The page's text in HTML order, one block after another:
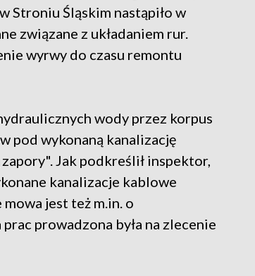
Stroniu Śląskim nastąpiło w
związane z układaniem rur.
wyrwy do czasu remontu
wody przez korpus
pod wykonaną kanalizację
Jak podkreślił inspektor,
kanalizacje kablowe
jest też m.in. o
prowadzona była na zlecenie